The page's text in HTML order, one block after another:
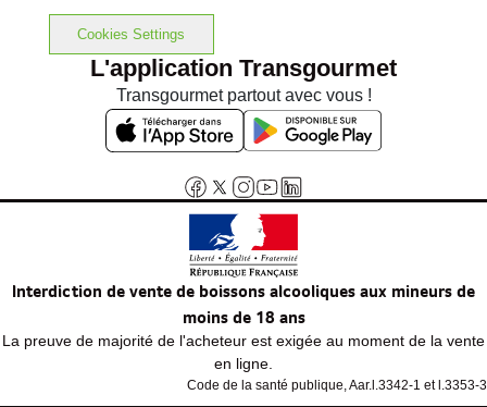
Cookies Settings
L'application Transgourmet
Transgourmet partout avec vous !
Interdiction de vente de boissons alcooliques aux mineurs de
moins de 18 ans
La preuve de majorité de l'acheteur est exigée au moment de la vente
en ligne.
Code de la santé publique, Aar.l.3342-1 et l.3353-3